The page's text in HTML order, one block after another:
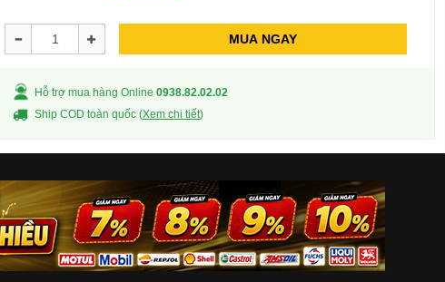
MUA NGAY
Hỗ trợ mua hàng Online 0938.82.02.02
Ship COD toàn quốc (Xem chi tiết)